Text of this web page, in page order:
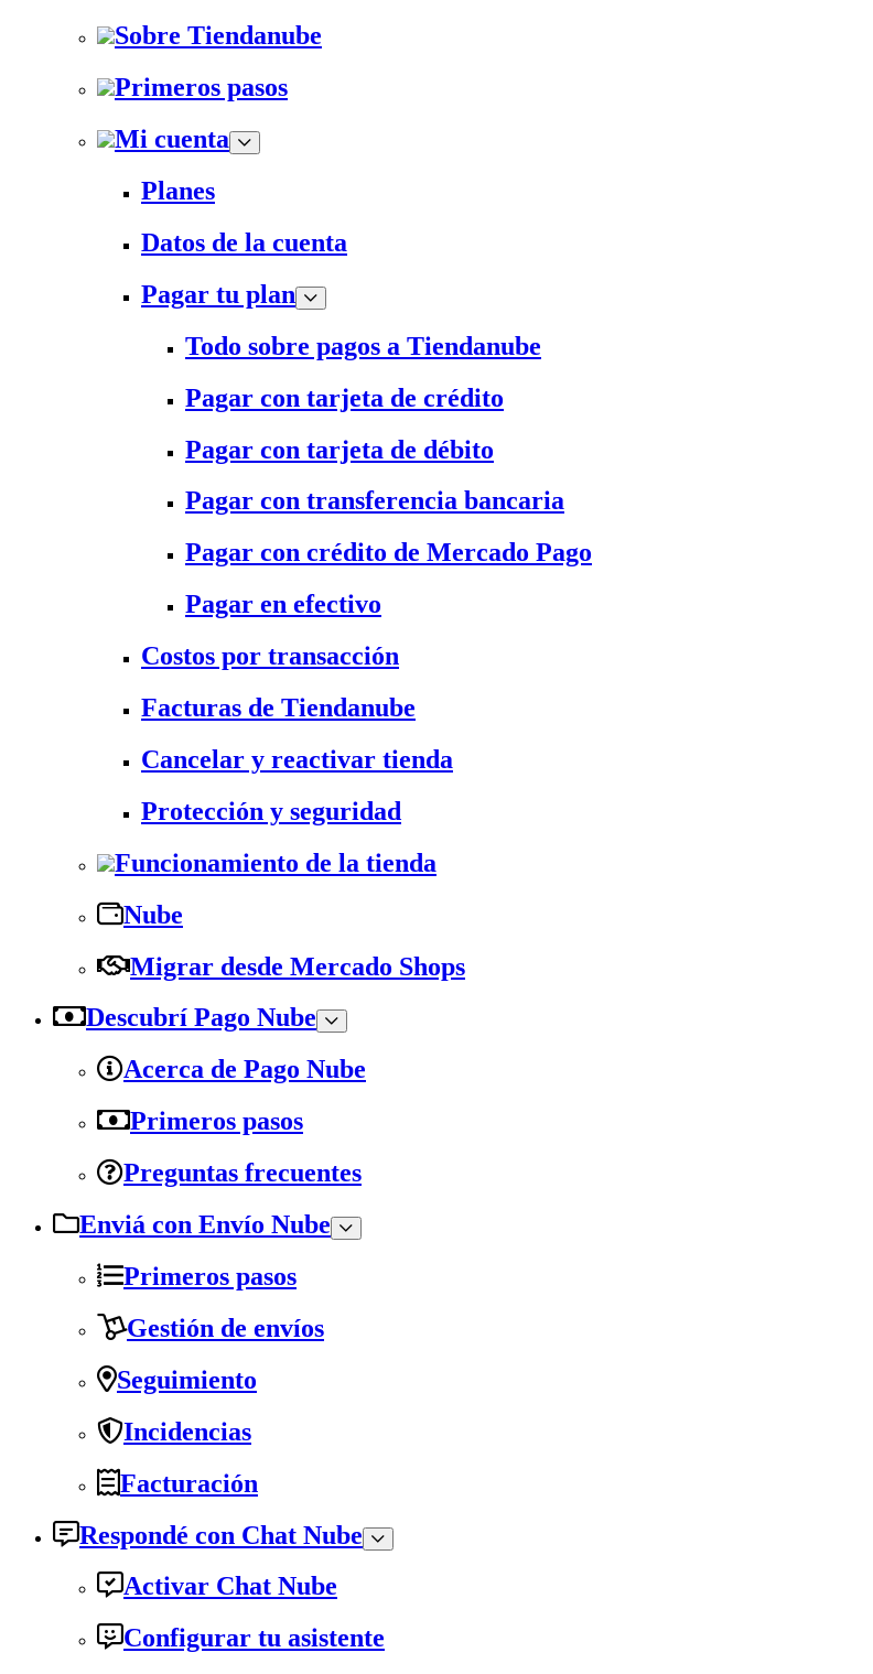
Sobre Tiendanube
Primeros pasos
Mi cuenta
Planes
Datos de la cuenta
Pagar tu plan
Todo sobre pagos a Tiendanube
Pagar con tarjeta de crédito
Pagar con tarjeta de débito
Pagar con transferencia bancaria
Pagar con crédito de Mercado Pago
Pagar en efectivo
Costos por transacción
Facturas de Tiendanube
Cancelar y reactivar tienda
Protección y seguridad
Funcionamiento de la tienda
Nube
Migrar desde Mercado Shops
Descubrí Pago Nube
Acerca de Pago Nube
Primeros pasos
Preguntas frecuentes
Enviá con Envío Nube
Primeros pasos
Gestión de envíos
Seguimiento
Incidencias
Facturación
Respondé con Chat Nube
Activar Chat Nube
Configurar tu asistente